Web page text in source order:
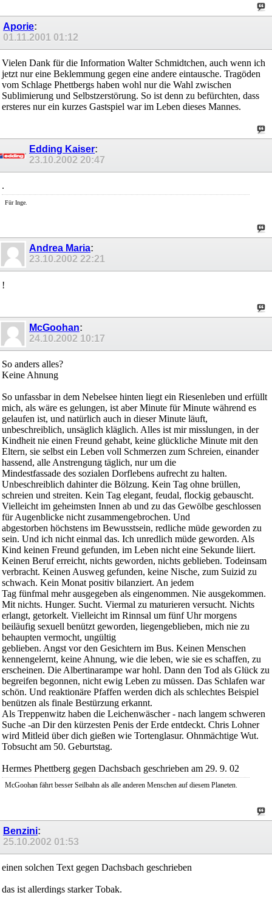
Aporie:
01.11.2001 01:12
Vielen Dank für die Information Walter Schmidtchen, auch wenn ich
jetzt nur eine Beklemmung gegen eine andere eintausche. Tragöden
vom Schlage Phettbergs haben wohl nur die Wahl zwischen
Sublimierung und Selbstzerstörung. So ist denn zu befürchten, dass
ersteres nur ein kurzes Gastspiel war im Leben dieses Mannes.
Edding Kaiser:
23.10.2002 20:47
.
Für Inge.
Andrea Maria:
23.10.2002 22:21
!
McGoohan:
24.10.2002 10:17
So anders alles?
Keine Ahnung
So unfassbar in dem Nebelsee hinten liegt ein Riesenleben und erfüllt
mich, als wäre es gelungen, ist aber Minute für Minute während es
gelaufen ist, und natürlich auch in dieser Minute läuft,
unbeschreiblich, unsäglich kläglich. Alles ist mir misslungen, in der
Kindheit nie einen Freund gehabt, keine glückliche Minute mit den
Eltern, sie selbst ein Leben voll Schmerzen zum Schreien, einander
hassend, alle Anstrengung täglich, nur um die
Mindestfassade des sozialen Dorflebens aufrecht zu halten.
Unbeschreiblich dahinter die Bölzung. Kein Tag ohne brüllen,
schreien und streiten. Kein Tag elegant, feudal, flockig gebauscht.
Vielleicht im geheimsten Innen ab und zu das Gewölbe geschlossen
für Augenblicke nicht zusammengebrochen. Und
abgestorben höchstens im Bewusstsein, redliche müde geworden zu
sein. Und ich nicht einmal das. Ich unredlich müde geworden. Als
Kind keinen Freund gefunden, im Leben nicht eine Sekunde liiert.
Keinen Beruf erreicht, nichts geworden, nichts geblieben. Todeinsam
verbracht. Keinen Ausweg gefunden, keine Nische, zum Suizid zu
schwach. Kein Monat positiv bilanziert. An jedem
Tag fünfmal mehr ausgegeben als eingenommen. Nie ausgekommen.
Mit nichts. Hunger. Sucht. Viermal zu maturieren versucht. Nichts
erlangt, getorkelt. Vielleicht im Rinnsal um fünf Uhr morgens
beiläufig sexuell benützt geworden, liegengeblieben, mich nie zu
behaupten vermocht, ungültig
geblieben. Angst vor den Gesichtern im Bus. Keinen Menschen
kennengelernt, keine Ahnung, wie die leben, wie sie es schaffen, zu
erscheinen. Die Albertinarampe war hohl. Dann den Tod als Glück zu
begreifen begonnen, nicht ewig Leben zu müssen. Das Schlafen war
schön. Und reaktionäre Pfaffen werden dich als schlechtes Beispiel
benützen als finale Bestürzung erkannt.
Als Treppenwitz haben die Leichenwäscher - nach langem schweren
Suche -an Dir den kürzesten Penis der Erde entdeckt. Chris Lohner
wird Mitleid über dich gießen wie Tortenglasur. Ohnmächtige Wut.
Tobsucht am 50. Geburtstag.
Hermes Phettberg gegen Dachsbach geschrieben am 29. 9. 02
McGoohan fährt besser Seilbahn als alle anderen Menschen auf diesem Planeten.
Benzini:
25.10.2002 01:53
einen solchen Text gegen Dachsbach geschrieben
das ist allerdings starker Tobak.